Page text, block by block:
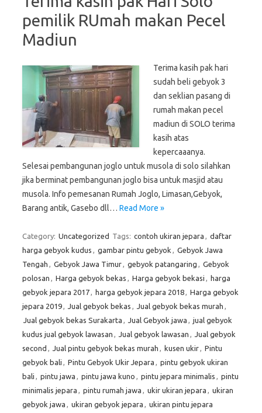
pemilik RUmah makan Pecel
Madiun
Terima kasih pak hari
sudah beli gebyok 3
dan seklian pasang di
rumah makan pecel
madiun di SOLO terima
kasih atas
kepercaaanya.
Selesai pembangunan joglo untuk musola di solo silahkan
jika berminat pembangunan joglo bisa untuk masjid atau
musola. Info pemesanan Rumah Joglo, Limasan,Gebyok,
Barang antik, Gasebo dll… Read More »
Category: Uncategorized Tags: contoh ukiran jepara , daftar
harga gebyok kudus , gambar pintu gebyok , Gebyok Jawa
Tengah , Gebyok Jawa Timur, gebyok patangaring , Gebyok
polosan , Harga gebyok bekas , Harga gebyok bekasi , harga
gebyok jepara 2017, harga gebyok jepara 2018, Harga gebyok
jepara 2019, Jual gebyok bekas , Jual gebyok bekas murah ,
Jual gebyok bekas Surakarta , Jual Gebyok jawa , jual gebyok
kudus jual gebyok lawasan , Jual gebyok lawasan , Jual gebyok
second , Jual pintu gebyok bekas murah , kusen ukir, Pintu
gebyok bali , Pintu Gebyok Ukir Jepara , pintu gebyok ukiran
bali , pintu jawa , pintu jawa kuno , pintu jepara minimalis , pintu
minimalis jepara , pintu rumah jawa , ukir ukiran jepara , ukiran
gebyok jawa , ukiran gebyok jepara , ukiran pintu jepara